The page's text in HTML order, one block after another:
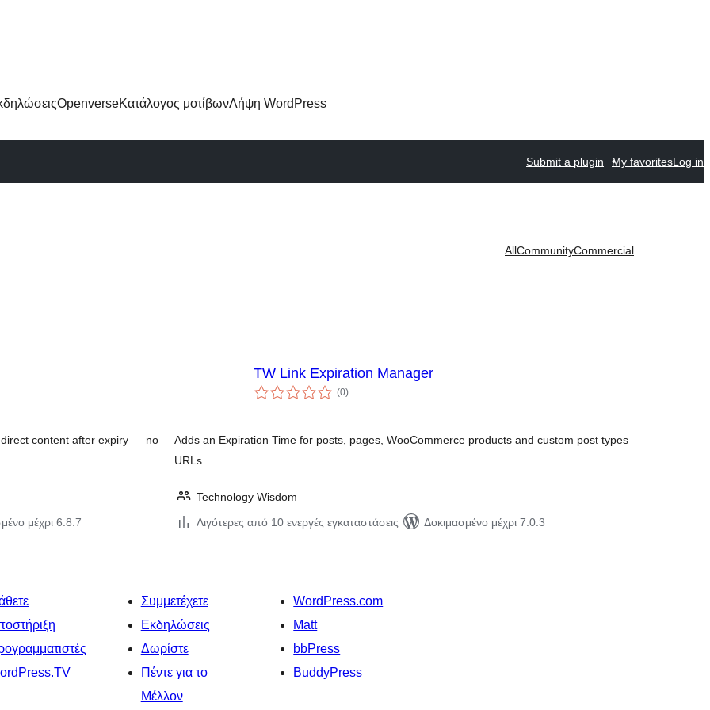
OpenverseΚατάλογος μοτίβωνΛήψη WordPress
Submit a plugin My favoritesLog in
AllCommunityCommercial
content after expiry — no
μέχρι 6.8.7
TW Link Expiration Manager
(0αξιολογήσεις
σύνολο
)
Adds an Expiration Time for posts, pages, WooCommerce products and custom post types
URLs.
Technology Wisdom
Λιγότερες από 10 ενεργές εγκαταστάσεις
Δοκιμασμένο μέχρι 7.0.3
Συμμετέχετε
Εκδηλώσεις
Δωρίστε
Πέντε για το
Μέλλον
WordPress.com
Matt
bbPress
BuddyPress